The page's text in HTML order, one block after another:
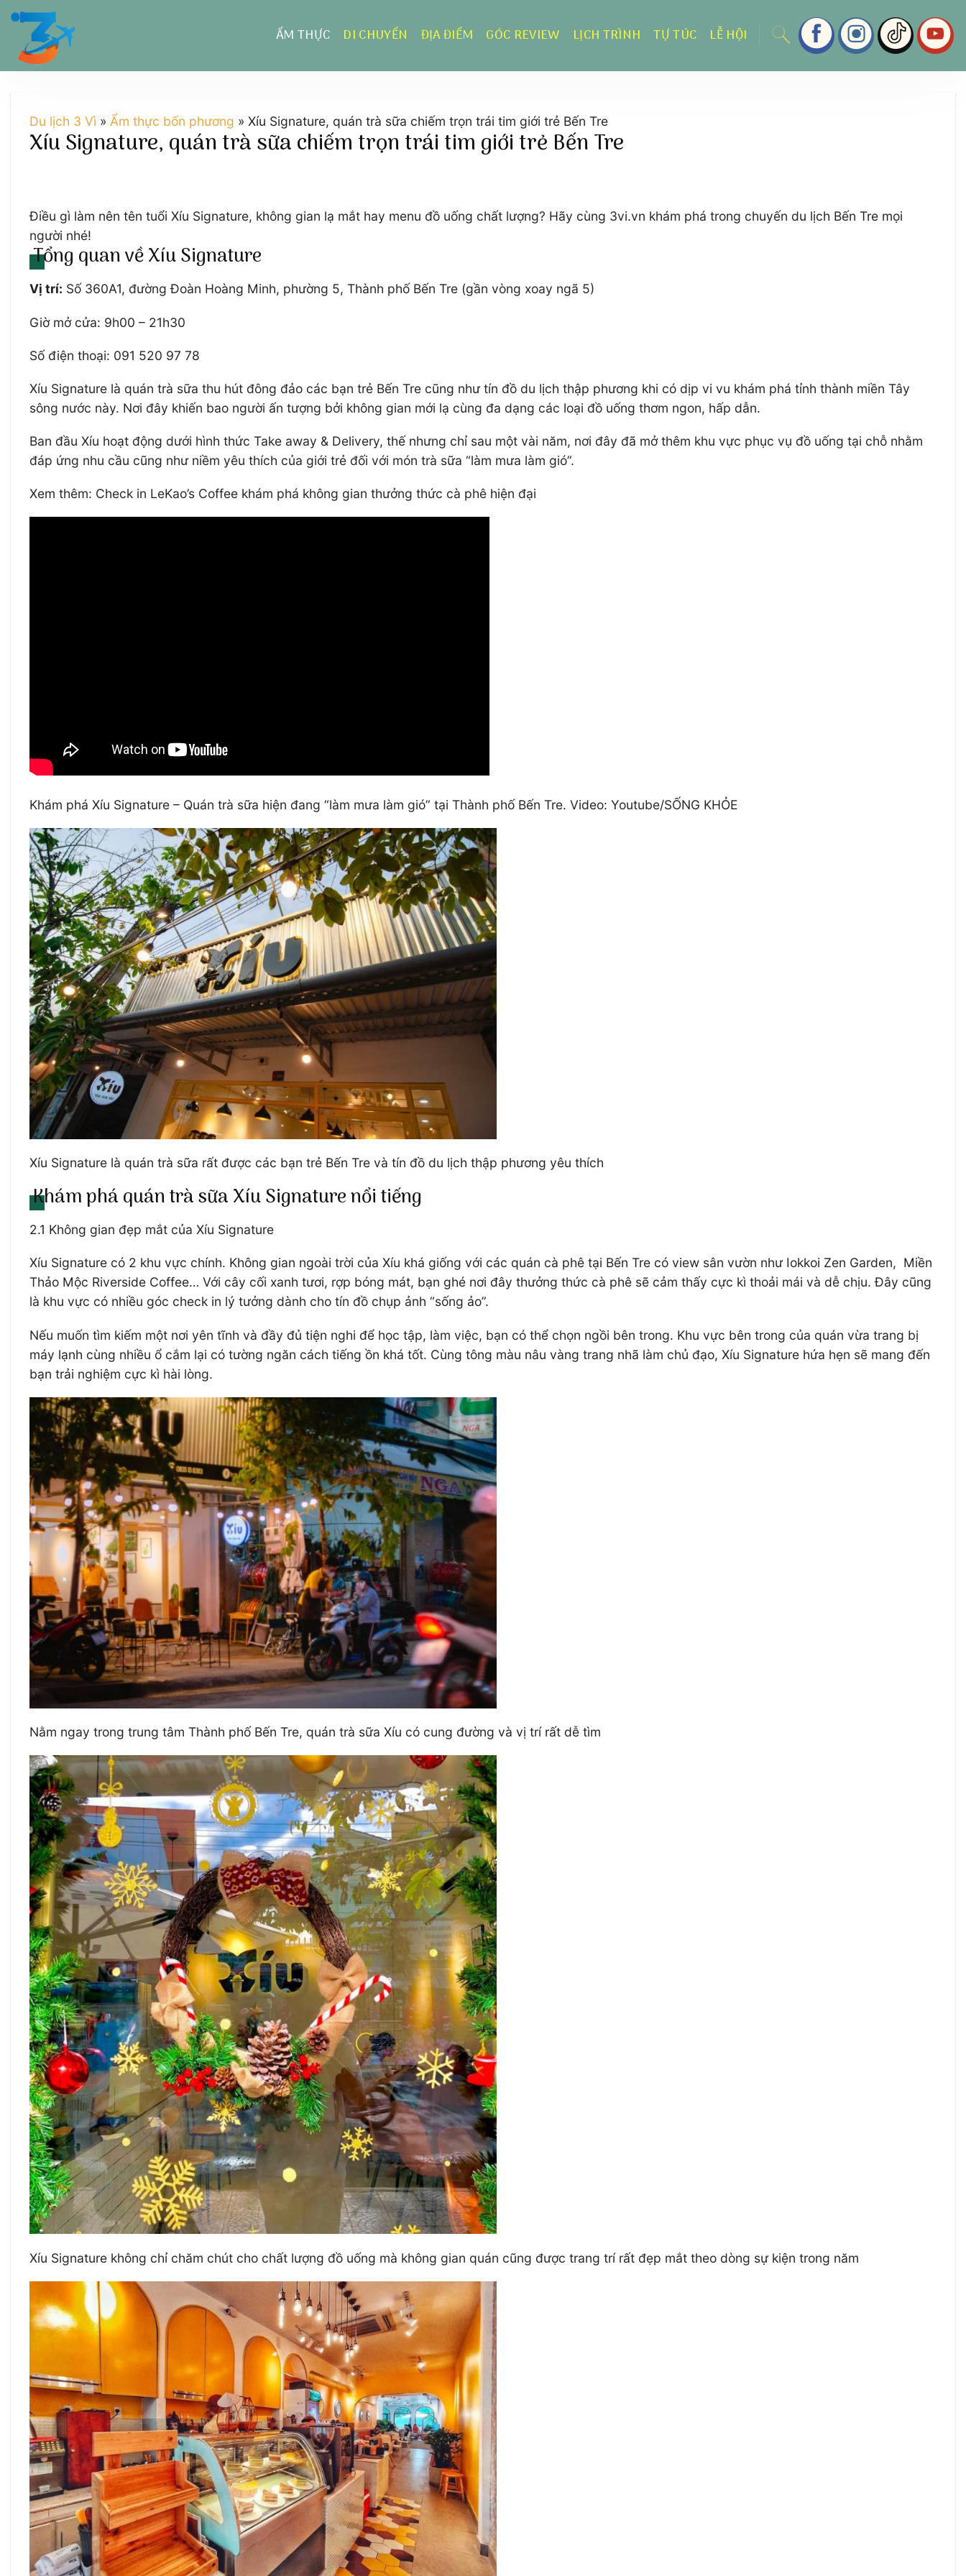
Chuyển
dung
ẨM THỰC DI CHUYỂN ĐỊA ĐIỂM GÓC REVIEW LỊCH TRÌNH TỰ TÚC LỄ HỘI
Du lịch 3 Vì » Ẩm thực bốn phương »Xíu Signature, quán trà sữa chiếm trọn trái tim giới trẻ Bến Tre
Xíu Signature, quán trà sữa chiếm trọn trái tim giới trẻ Bến Tre
Điều gì làm nên tên tuổi Xíu Signature, không gian lạ mắt hay menu đồ uống chất lượng? Hãy cùng 3vi.vn khám phá trong chuyến du lịch Bến Tre mọi
người nhé!
Tổng quan về Xíu Signature
Vị trí: Số 360A1, đường Đoàn Hoàng Minh, phường 5, Thành phố Bến Tre (gần vòng xoay ngã 5)
Giờ mở cửa: 9h00 – 21h30
Số điện thoại: 091 520 97 78
Xíu Signature là quán trà sữa thu hút đông đảo các bạn trẻ Bến Tre cũng như tín đồ du lịch thập phương khi có dịp vi vu khám phá tỉnh thành miền Tây
sông nước này. Nơi đây khiến bao người ấn tượng bởi không gian mới lạ cùng đa dạng các loại đồ uống thơm ngon, hấp dẫn.
Ban đầu Xíu hoạt động dưới hình thức Take away & Delivery, thế nhưng chỉ sau một vài năm, nơi đây đã mở thêm khu vực phục vụ đồ uống tại chỗ nhằm
đáp ứng nhu cầu cũng như niềm yêu thích của giới trẻ đối với món trà sữa “làm mưa làm gió”.
Xem thêm: Check in LeKao’s Coffee khám phá không gian thưởng thức cà phê hiện đại
Khám phá Xíu Signature – Quán trà sữa hiện đang “làm mưa làm gió” tại Thành phố Bến Tre. Video: Youtube/SỐNG KHỎE
Xíu Signature là quán trà sữa rất được các bạn trẻ Bến Tre và tín đồ du lịch thập phương yêu thích
Khám phá quán trà sữa Xíu Signature nổi tiếng
2.1 Không gian đẹp mắt của Xíu Signature
Xíu Signature có 2 khu vực chính. Không gian ngoài trời của Xíu khá giống với các quán cà phê tại Bến Tre có view sân vườn như Iokkoi Zen Garden, Miền
Thảo Mộc Riverside Coffee… Với cây cối xanh tươi, rợp bóng mát, bạn ghé nơi đây thưởng thức cà phê sẽ cảm thấy cực kì thoải mái và dễ chịu. Đây cũng
là khu vực có nhiều góc check in lý tưởng dành cho tín đồ chụp ảnh “sống ảo”.
Nếu muốn tìm kiếm một nơi yên tĩnh và đầy đủ tiện nghi để học tập, làm việc, bạn có thể chọn ngồi bên trong. Khu vực bên trong của quán vừa trang bị
máy lạnh cùng nhiều ổ cắm lại có tường ngăn cách tiếng ồn khá tốt. Cùng tông màu nâu vàng trang nhã làm chủ đạo, Xíu Signature hứa hẹn sẽ mang đến
bạn trải nghiệm cực kì hài lòng.
Nằm ngay trong trung tâm Thành phố Bến Tre, quán trà sữa Xíu có cung đường và vị trí rất dễ tìm
Xíu Signature không chỉ chăm chút cho chất lượng đồ uống mà không gian quán cũng được trang trí rất đẹp mắt theo dòng sự kiện trong năm